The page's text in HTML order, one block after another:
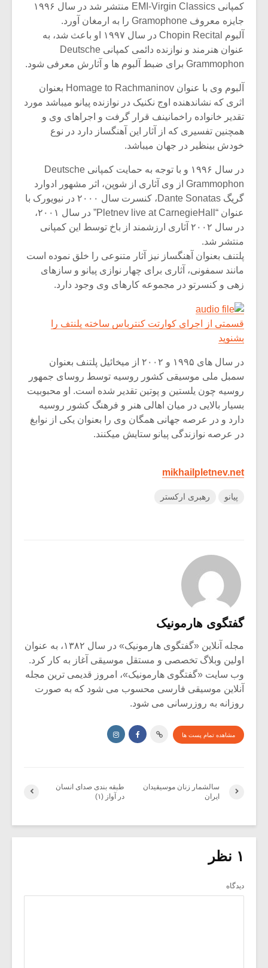
کمپانی EMI-Virgin Classics منتشر شد در سال ۱۹۹۶
جایزه معروف Gramophone را به ارمغان آورد.
آلبوم Chopin Recital در سال ۱۹۹۷ او باعث شد، به
عنوان هنرمند و نوازنده دائمی کمپانی Deutsche
Grammophon برای ضبط آلبوم ها و آثارش معرفی شود.
آلبوم وی با عنوان Homage to Rachmaninov بعنوان
اثری که نشاندهنده اوج نکنیک در نوازنده پیانو میباشد مورد
تقدیر خانواده راخمانینف قرار گرفت و اجراهای وی و
همچنین تفسیری که از آثار این آهنگساز دارد در نوع
خودش بینظیر در جهان میباشد.
در سال ۱۹۹۶ و با توجه به حمایت کمپانی Deutsche
Grammophon از وی آثاری از شوپن، اثر مشهور ادوارد
گریگ Dante Sonatas، کنسرت سال ۲۰۰۰ در نیویورک با
عنوان “Pletnev live at CarnegieHall” در سال ۲۰۰۱،
در سال ۲۰۰۲ آثاری ارزشمند از باخ توسط این کمپانی
منتشر شد.
پلتنف بعنوان آهنگساز نیز آثار متنوعی را خلق نموده است
مانند سمفونی، آثاری برای چهار نوازی پیانو و سازهای
زهی و کنسرتو در مجموعه کارهای وی وجود دارد.
قسمتی از اجرای کوارتت کنترباس ساخته پلنتف را
بشنوید
در سال های ۱۹۹۵ و ۲۰۰۲ از میخائیل پلتنف بعنوان
سمبل ملی موسیقی کشور روسیه توسط روسای جمهور
روسیه چون یلستین و پوتین تقدیر شده است. او محبوبیت
بسیار بالایی در میان اهالی هنر و فرهنگ کشور روسیه
دارد و در عرصه جهانی همگان وی را بعنوان یکی از نوابغ
در عرصه نوازندگی پیانو ستایش میکنند.
mikhailpletnev.net
پیانو رهبری ارکستر
گفتگوی هارمونیک
مجله آنلاین «گفتگوی هارمونیک» در سال ۱۳۸۲، به عنوان
اولین وبلاگ تخصصی و مستقل موسیقی آغاز به کار کرد.
وب سایت «گفتگوی هارمونیک»، امروز قدیمی ترین مجله
آنلاین موسیقی فارسی محسوب می شود که به صورت
روزانه به روزرسانی می شود.
مشاهده تمام پست ها
طبقه بندی صدای انسان
در آواز (۱)
سالشمار زنان موسیقیدان
ایران
۱ نظر
دیدگاه